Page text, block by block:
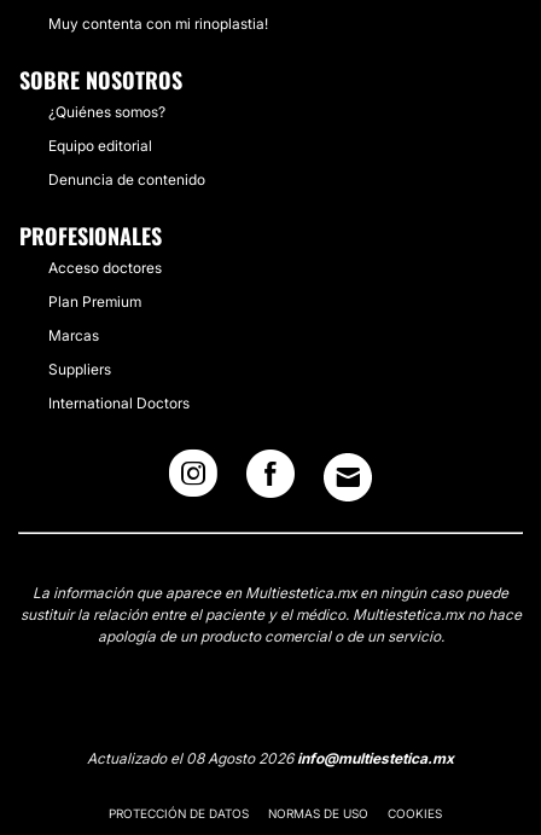
Muy contenta con mi rinoplastia!
SOBRE NOSOTROS
¿Quiénes somos?
Equipo editorial
Denuncia de contenido
PROFESIONALES
Acceso doctores
Plan Premium
Marcas
Suppliers
International Doctors
La información que aparece en Multiestetica.mx en ningún caso puede
sustituir la relación entre el paciente y el médico. Multiestetica.mx no hace
apología de un producto comercial o de un servicio.
Actualizado el 08 Agosto 2026info@multiestetica.mx
PROTECCIÓN DE DATOS NORMAS DE USO COOKIES